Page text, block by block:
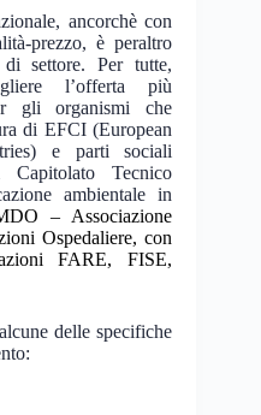
ancorchè con
prezzo, è peraltro
settore. Per tutte,
l’offerta più
gli organismi che
di EFCI (European
e parti sociali
Tecnico
ambientale in
– Associazione
Ospedaliere, con
FARE, FISE,
delle specifiche